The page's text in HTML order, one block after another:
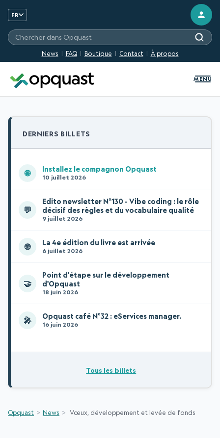
FR
News FAQ Boutique Contact À propos
Chercher sur les sites Opquast
MENU
DERNIERS BILLETS
🌐 Installez le compagnon Opquast
10 juillet 2026
💬
Edito newsletter N°130 - Vibe coding : le rôle
décisif des règles et du vocabulaire qualité
9 juillet 2026
🌐 La 4e édition du livre est arrivée
6 juillet 2026
🤝
Point d'étape sur le développement
d'Opquast
18 juin 2026
🎤 Opquast café N°32 : eServices manager.
16 juin 2026
Tous les billets
Opquast News Vœux, développement et levée de fonds